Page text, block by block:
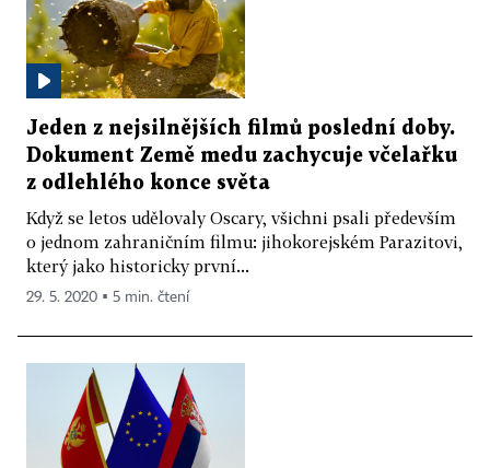
Jeden z nejsilnějších filmů poslední doby.
Dokument Země medu zachycuje včelařku
z odlehlého konce světa
Když se letos udělovaly Oscary, všichni psali především
o jednom zahraničním filmu: jihokorejském Parazitovi,
který jako historicky první...
29. 5. 2020 ▪ 5 min. čtení